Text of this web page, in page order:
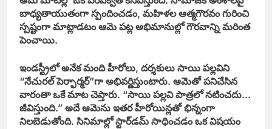
బాధ్యతాయుతంగా స్పందించడం, మహిళల ఆత్మగౌరవం గురించి
స్పష్టంగా మాట్లాడటం ఆమె పట్ల అభిమానుల్లో గౌరవాన్ని మరింత
పెంచాయి.
ఇండస్ట్రీలో అనేక మంది హీరోలు, దర్శకులు సాయి పల్లవిని
“నేచురల్‌ పెర్ఫార్మర్‌”గా అభివర్ణిస్తుంటారు. ఆమెతో పనిచేసిన
వారంతా ఒకే మాట చెప్తారు. “సాయి పల్లవి పాత్రలో నటించదు…
జీవిస్తుంది.” అదే ఆమెను ఇతర హీరోయిన్లతో భిన్నంగా
నిలబెడుతోంది. సినిమాల్లో స్టార్‌డమ్‌ సాధించడం ఒక విషయం